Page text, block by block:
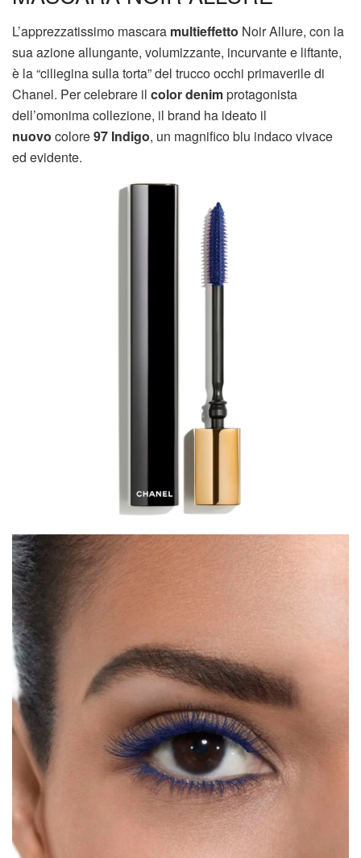
L’apprezzatissimo mascara multieffetto Noir Allure, con la
sua azione allungante, volumizzante, incurvante e liftante,
è la “ciliegina sulla torta” del trucco occhi primaverile di
Chanel. Per celebrare il color denimprotagonista
dell’omonima collezione, il brand ha ideato il
nuovo colore97 Indigo, un magnifico blu indaco vivace
ed evidente.